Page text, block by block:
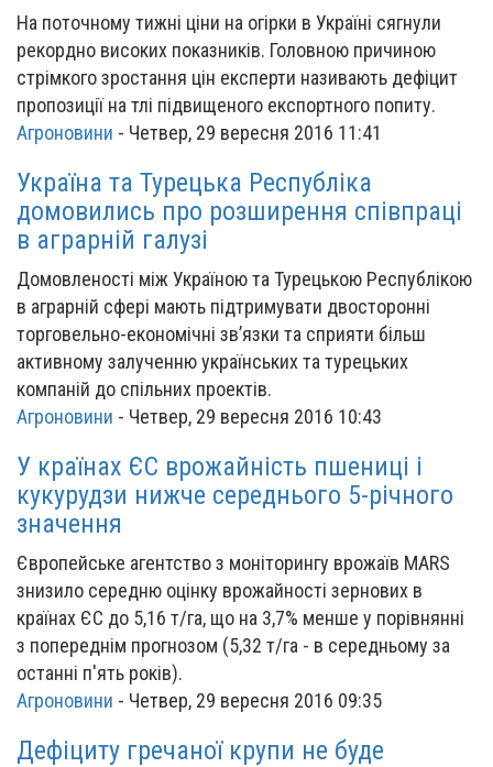
На поточному тижні ціни на огірки в Україні сягнули
рекордно високих показників. Головною причиною
стрімкого зростання цін експерти називають дефіцит
пропозиції на тлі підвищеного експортного попиту.
Агроновини - Четвер, 29 вересня 2016 11:41
Україна та Турецька Республіка
домовились про розширення співпраці
в аграрній галузі
Домовленості між Україною та Турецькою Республікою
в аграрній сфері мають підтримувати двосторонні
торговельно-економічні зв’язки та сприяти більш
активному залученню українських та турецьких
компаній до спільних проектів.
Агроновини - Четвер, 29 вересня 2016 10:43
У країнах ЄС врожайність пшениці і
кукурудзи нижче середнього 5-річного
значення
Європейське агентство з моніторингу врожаїв MARS
знизило середню оцінку врожайності зернових в
країнах ЄС до 5,16 т/га, що на 3,7% менше у порівнянні
з попереднім прогнозом (5,32 т/га - в середньому за
останні п'ять років).
Агроновини - Четвер, 29 вересня 2016 09:35
Дефіциту гречаної крупи не буде